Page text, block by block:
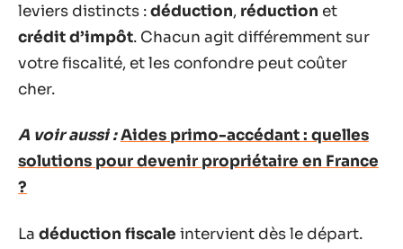
leviers distincts :déduction, réduction et
crédit d’impôt. Chacun agit différemment sur
votre fiscalité, et les confondre peut coûter
cher.
A voir aussi :Aides primo-accédant : quelles
solutions pour devenir propriétaire en France
?
La déduction fiscale intervient dès le départ.